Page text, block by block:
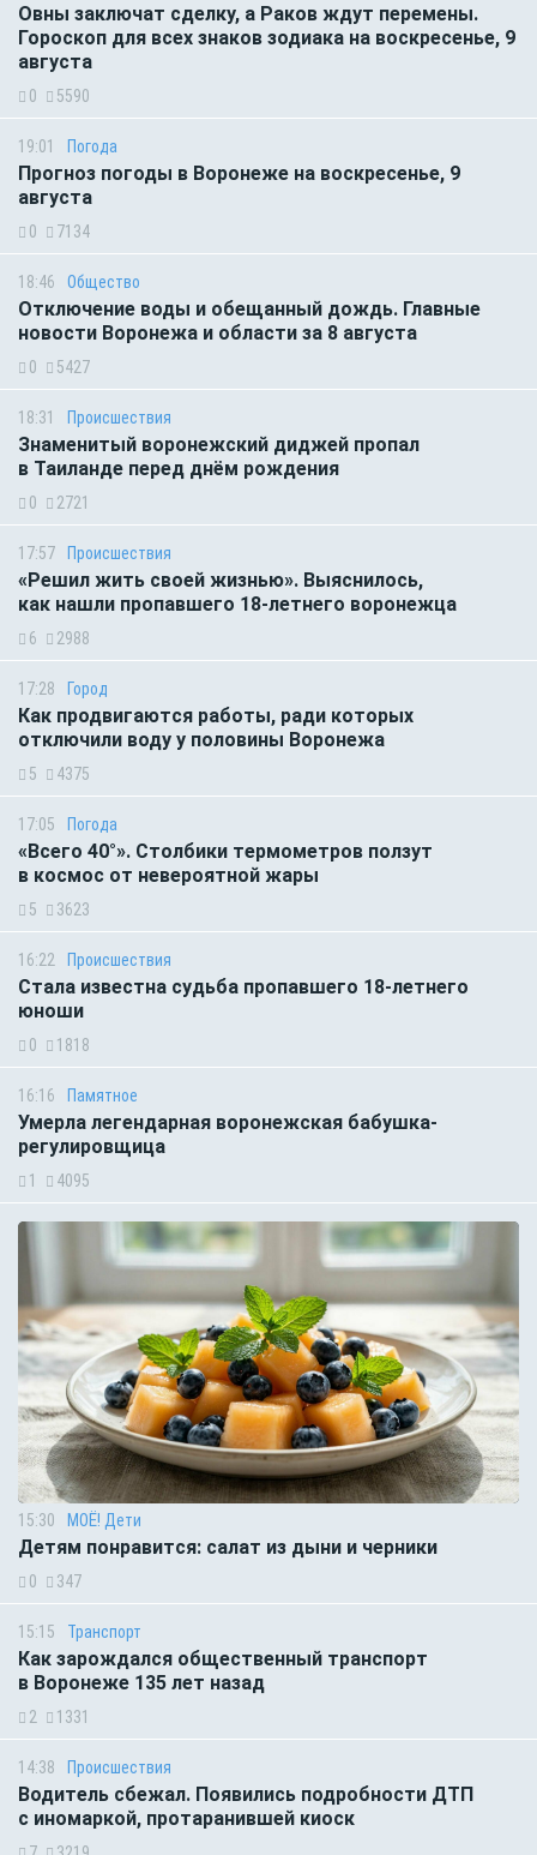
Овны заключат сделку, а Раков ждут перемены.
Гороскоп для всех знаков зодиака на воскресенье, 9
августа
0 5590
19:01 Погода
Прогноз погоды в Воронеже на воскресенье, 9
августа
0 7134
18:46 Общество
Отключение воды и обещанный дождь. Главные
новости Воронежа и области за 8 августа
0 5427
18:31 Происшествия
Знаменитый воронежский диджей пропал
в Таиланде перед днём рождения
0 2721
17:57 Происшествия
«Решил жить своей жизнью». Выяснилось,
как нашли пропавшего 18-летнего воронежца
6 2988
17:28 Город
Как продвигаются работы, ради которых
отключили воду у половины Воронежа
5 4375
17:05 Погода
«Всего 40°». Столбики термометров ползут
в космос от невероятной жары
5 3623
16:22 Происшествия
Стала известна судьба пропавшего 18-летнего
юноши
0 1818
16:16 Памятное
Умерла легендарная воронежская бабушка-
регулировщица
1 4095
15:30 МОЁ! Дети
Детям понравится: салат из дыни и черники
0 347
15:15 Транспорт
Как зарождался общественный транспорт
в Воронеже 135 лет назад
2 1331
14:38 Происшествия
Водитель сбежал. Появились подробности ДТП
с иномаркой, протаранившей киоск